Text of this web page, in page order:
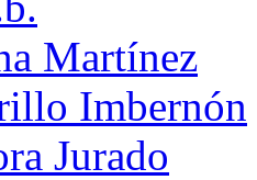
Martínez
Imbernón
Jurado